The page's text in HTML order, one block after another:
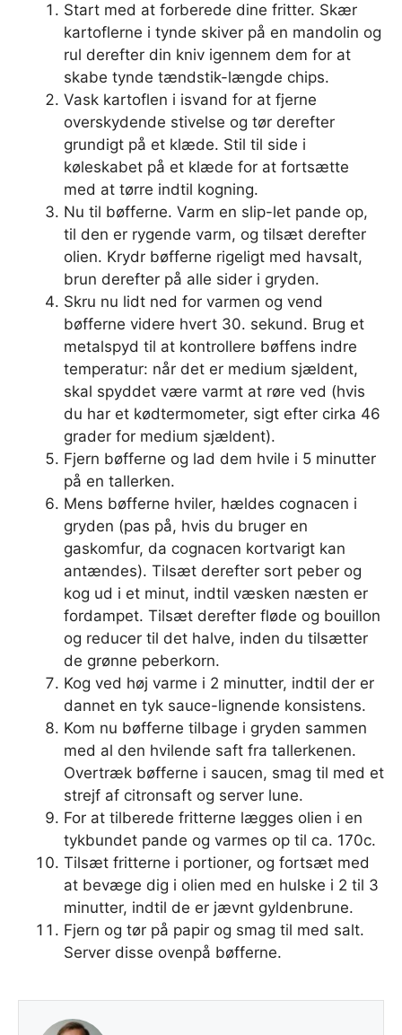
Start med at forberede dine fritter. Skær
kartoflerne i tynde skiver på en mandolin og
rul derefter din kniv igennem dem for at
skabe tynde tændstik-længde chips.
Vask kartoflen i isvand for at fjerne
overskydende stivelse og tør derefter
grundigt på et klæde. Stil til side i
køleskabet på et klæde for at fortsætte
med at tørre indtil kogning.
Nu til bøfferne. Varm en slip-let pande op,
til den er rygende varm, og tilsæt derefter
olien. Krydr bøfferne rigeligt med havsalt,
brun derefter på alle sider i gryden.
Skru nu lidt ned for varmen og vend
bøfferne videre hvert 30. sekund. Brug et
metalspyd til at kontrollere bøffens indre
temperatur: når det er medium sjældent,
skal spyddet være varmt at røre ved (hvis
du har et kødtermometer, sigt efter cirka 46
grader for medium sjældent).
Fjern bøfferne og lad dem hvile i 5 minutter
på en tallerken.
Mens bøfferne hviler, hældes cognacen i
gryden (pas på, hvis du bruger en
gaskomfur, da cognacen kortvarigt kan
antændes). Tilsæt derefter sort peber og
kog ud i et minut, indtil væsken næsten er
fordampet. Tilsæt derefter fløde og bouillon
og reducer til det halve, inden du tilsætter
de grønne peberkorn.
Kog ved høj varme i 2 minutter, indtil der er
dannet en tyk sauce-lignende konsistens.
Kom nu bøfferne tilbage i gryden sammen
med al den hvilende saft fra tallerkenen.
Overtræk bøfferne i saucen, smag til med et
strejf af citronsaft og server lune.
For at tilberede fritterne lægges olien i en
tykbundet pande og varmes op til ca. 170c.
Tilsæt fritterne i portioner, og fortsæt med
at bevæge dig i olien med en hulske i 2 til 3
minutter, indtil de er jævnt gyldenbrune.
Fjern og tør på papir og smag til med salt.
Server disse ovenpå bøfferne.